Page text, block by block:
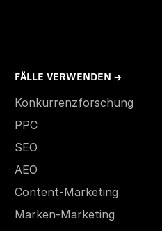
FÄLLE VERWENDEN →
Konkurrenzforschung
PPC
SEO
AEO
Content-Marketing
Marken-Marketing